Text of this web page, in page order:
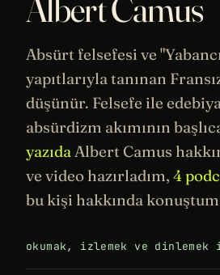
Albert Camus
Absürt felsefesi ve
yapıtlarıyla tanınan
düşünür. Felsefe ile
absürdizm akımının
yazıdaAlbert Camus
ve video hazırladım, 4
bu kişi hakkında
okumak, izlemek ve dinlemek